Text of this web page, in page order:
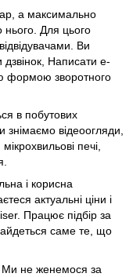
а максимально
нього. Для цього
Ви
Написати e-
формою зворотного
в побутових
знімаємо відеоогляди,
печі,
і корисна
актуальні ціни і
Працює підбір за
саме те, що
Ми не женемося за